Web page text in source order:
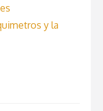
y la